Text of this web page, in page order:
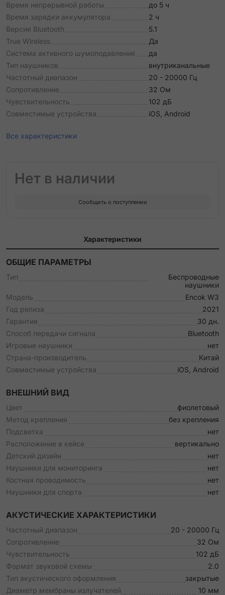
Время непрерывной работы
до 5 ч
Время зарядки аккумулятора
2 ч
Версия Bluetooth
5.1
True Wireless
Да
Система активного шумоподавления
да
Тип наушников
внутриканальные
Частотный диапазон
20 - 20000 Гц
Сопротивление
32 Ом
Чувствительность
102 дБ
Совместимые устройства
iOS, Android
Все характеристики
Нет в наличии
Сообщить о поступлении
Характеристики
ОБЩИЕ ПАРАМЕТРЫ
Тип
Беспроводные
наушники
Модель
Encok W3
Год релиза
2021
Гарантия
30 дн.
Способ передачи сигнала
Bluetooth
Игровые наушники
нет
Страна-производитель
Китай
Совместимые устройства
iOS, Android
ВНЕШНИЙ ВИД
Цвет
фиолетовый
Метод крепления
без крепления
Подсветка
нет
Расположение в кейсе
вертикально
Детский дизайн
нет
Наушники для мониторинга
нет
Костная проводимость
нет
Наушники для спорта
нет
АКУСТИЧЕСКИЕ ХАРАКТЕРИСТИКИ
Частотный диапазон
20 - 20000 Гц
Сопротивление
32 Ом
Чувствительность
102 дБ
Формат звуковой схемы
2.0
Тип акустического оформления
закрытые
Диаметр мембраны излучателей
10 мм